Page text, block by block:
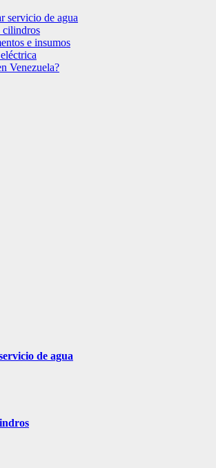
servicio de agua
cilindros
e insumos
Venezuela?
de agua